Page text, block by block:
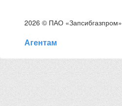
2026 © ПАО «Запсибгазпром»
Агентам